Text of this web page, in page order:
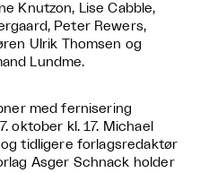
Knutzon, Lise Cabble,
Peter Rewers,
Ulrik Thomsen og
Lundme.
med fernisering
oktober kl. 17. Michael
tidligere forlagsredaktør
Asger Schnack holder